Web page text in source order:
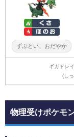
ずぶとい、おだやか
ギガドレ
(し
物理受けポケモ